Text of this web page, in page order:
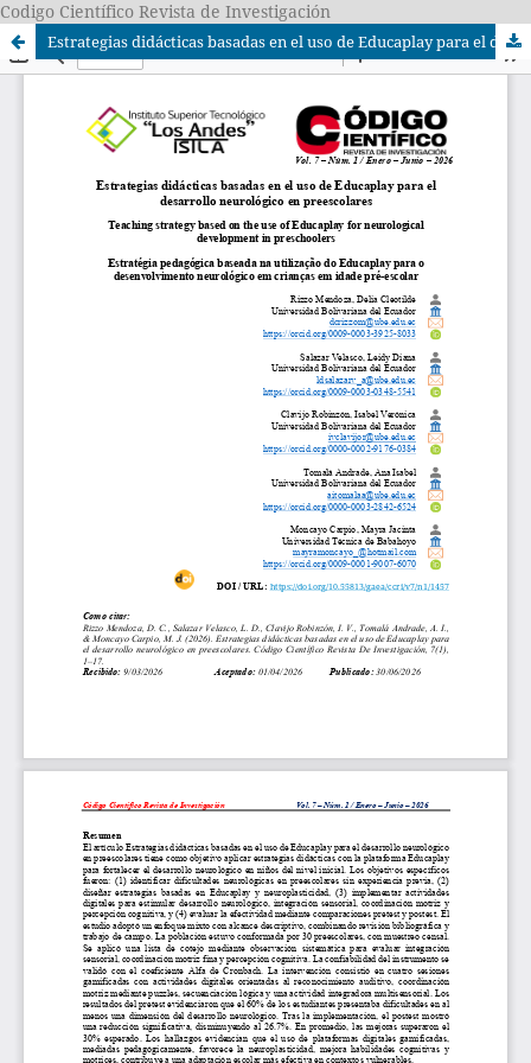
Codigo Científico Revista de Investigación
Estrategias didácticas basadas en el uso de Educaplay para el desarrollo neurológico en preescolares